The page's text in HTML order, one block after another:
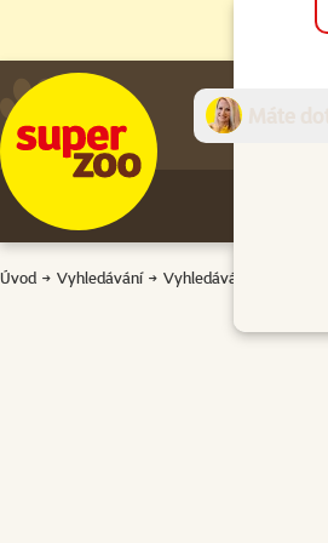
Úvod Vyhledávání Vyhledávání